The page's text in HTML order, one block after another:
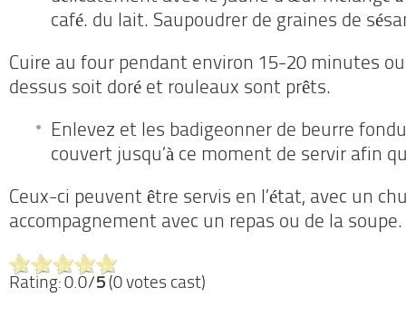
café. du lait. Saupoudrer de graines de
Cuire au four pendant environ 15-20 minutes ou
dessus soit doré et rouleaux sont prêts.
Enlevez et les badigeonner de beurre
couvert jusqu’à ce moment de servir afin
Ceux-ci peuvent être servis en l’état, avec un
accompagnement avec un repas ou de la soupe.
Rating: 0.0/5 (0 votes cast)